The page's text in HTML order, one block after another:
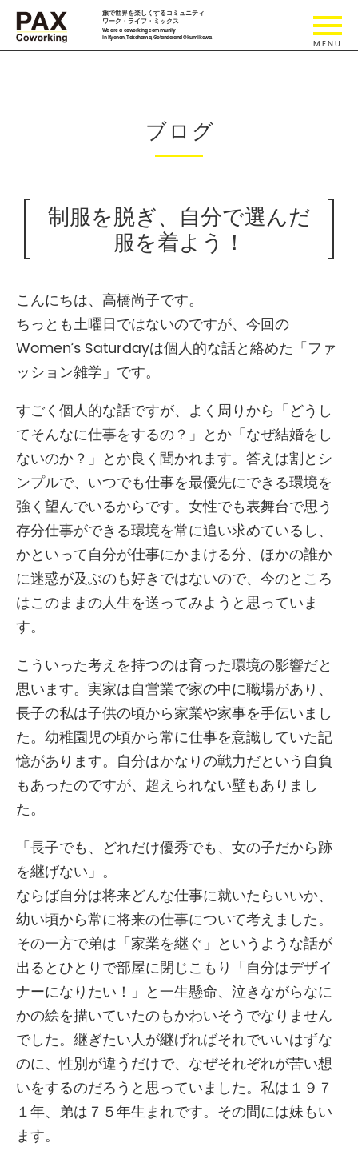
旅で世界を楽しくするコミュニティ
ワーク・ライフ・ミックス
We are a coworking community
in Kyonan, Takahama, Gotanda and Okumikawa.
ブログ
制服を脱ぎ、自分で選んだ
服を着よう！
こんにちは、高橋尚子です。
ちっとも土曜日ではないのですが、今回の
Women’s Saturdayは個人的な話と絡めた「ファ
ッション雑学」です。
すごく個人的な話ですが、よく周りから「どうし
てそんなに仕事をするの？」とか「なぜ結婚をし
ないのか？」とか良く聞かれます。答えは割とシ
ンプルで、いつでも仕事を最優先にできる環境を
強く望んでいるからです。女性でも表舞台で思う
存分仕事ができる環境を常に追い求めているし、
かといって自分が仕事にかまける分、ほかの誰か
に迷惑が及ぶのも好きではないので、今のところ
はこのままの人生を送ってみようと思っていま
す。
こういった考えを持つのは育った環境の影響だと
思います。実家は自営業で家の中に職場があり、
長子の私は子供の頃から家業や家事を手伝いまし
た。幼稚園児の頃から常に仕事を意識していた記
憶があります。自分はかなりの戦力だという自負
もあったのですが、超えられない壁もありまし
た。
「長子でも、どれだけ優秀でも、女の子だから跡
を継げない」。
ならば自分は将来どんな仕事に就いたらいいか、
幼い頃から常に将来の仕事について考えました。
その一方で弟は「家業を継ぐ」というような話が
出るとひとりで部屋に閉じこもり「自分はデザイ
ナーになりたい！」と一生懸命、泣きながらなに
かの絵を描いていたのもかわいそうでなりません
でした。継ぎたい人が継げればそれでいいはずな
のに、性別が違うだけで、なぜそれぞれが苦い想
いをするのだろうと思っていました。私は１９７
１年、弟は７５年生まれです。その間には妹もい
ます。